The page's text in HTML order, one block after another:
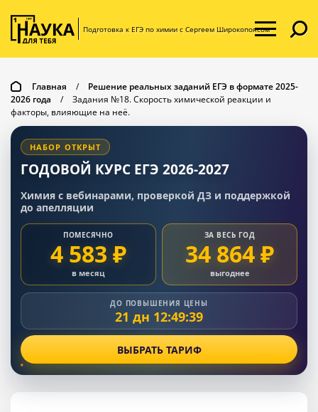
Подготовка к ЕГЭ по химии с Сергеем Широкопоясом
Главная /
Решение реальных заданий ЕГЭ в формате 2025-
2026 года
/
Задания №18. Скорость химической реакции и
факторы, влияющие на неё.
НАБОР ОТКРЫТ
ГОДОВОЙ КУРС ЕГЭ 2026-2027
Химия с вебинарами, проверкой ДЗ и поддержкой
до апелляции
ПОМЕСЯЧНО
4 583 ₽
в месяц
ЗА ВЕСЬ ГОД
34 864 ₽
выгоднее
ДО ПОВЫШЕНИЯ ЦЕНЫ
21 дн 12:49:38
ВЫБРАТЬ ТАРИФ